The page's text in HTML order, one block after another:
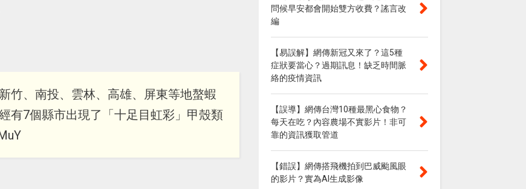
竹、南投、雲林、高雄、屏東等地螯蝦
有7個縣市出現了「十足目虹彩」甲殼類
問候早安都會開始雙方收費？謠言改
編
【易誤解】網傳新冠又來了？這5種
症狀要當心？過期訊息！缺乏時間脈
絡的疫情資訊
【誤導】網傳台灣10種最黑心食物？
每天在吃？內容農場不實影片！非可
靠的資訊獲取管道
【錯誤】網傳搭飛機拍到巴威颱風眼
的影片？實為AI生成影像